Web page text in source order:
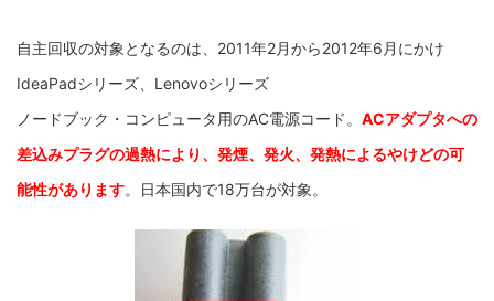
自主回収の対象となるのは、2011年2月から2012年6月にかけ
IdeaPadシリーズ、Lenovoシリーズ
ノードブック・コンピュータ用のAC電源コード。 ACアダプタへの
差込みプラグの過熱により、発煙、発火、発熱によるやけどの可
能性があります。日本国内で18万台が対象。